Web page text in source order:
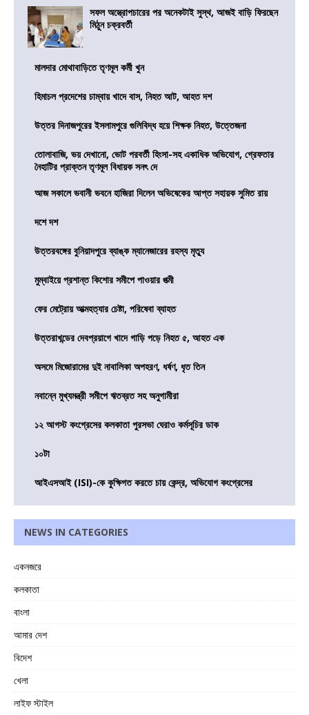
সফল অস্ত্রোপচারের পর অনেকটাই সুস্থ, আজই বাড়ি ফিরছেন
মিঠুন চক্রবর্তী
মালদার মোথাবাড়িতে তৃণমূল কর্মী খুন
হিমাচল প্রদেশের চাম্বায় খাদে বাস, নিহত আট, আহত দশ
উত্তর দিনাজপুরের ইসলামপুরে গুলিবিদ্ধ হয়ে শিক্ষক নিহত, উত্তেজনা
তোলাবাজি, ভয় দেখানো, ভোট পরবর্তী হিংসা-সহ একাধিক অভিযোগ, গ্রেফতার
নৈহাটির প্রাক্তন তৃণমূল বিধায়ক সনৎ দে
আজ সকালে ভবানী ভবনে হাজিরা দিলেন অভিষেকের আপ্ত সহায়ক সুমিত রায়
দশে দশ
উত্তরবঙ্গের বুনিয়াদপুরে ব্যাঙ্ক ম্যানেজারের রহস্য মৃত্যু
মুম্বাইয়ে প্রশান্ত কিশোর সমীপে পাওয়ার পত্মী
ফের মেট্রোয় আত্মহত্যার চেষ্টা, পরিষেবা ব্যাহত
উত্তরাখন্ডের দেবপ্রয়াগে খাদে গাড়ি পড়ে নিহত ৫, আহত এক
অসমে মিজোরামের দুই নাবালিকা অপহরণ, ধর্ষণ, ধৃত তিন
নবান্নে মুখ্যমন্ত্রী সমীপে ঋতব্রত সহ অনুগামীরা
১২ আগস্ট কংগ্রেসের কলকাতা পুরসভা ঘেরাও কর্মসূচির ডাক
১০টা
আইএসআই (ISI)-কে কুক্ষিগত করতে চায় কেন্দ্র, অভিযোগ কংগ্রেসের
NEWS IN CATEGORIES
একনজরে
কলকাতা
বাংলা
আমার দেশ
বিদেশ
খেলা
লাইফ স্টাইল